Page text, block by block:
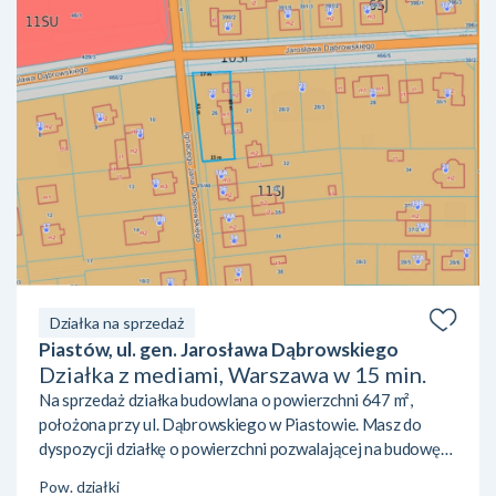
Działka na sprzedaż
Piastów, ul. gen. Jarosława Dąbrowskiego
Działka z mediami, Warszawa w 15 min.
Na sprzedaż działka budowlana o powierzchni 647 m²,
położona przy ul. Dąbrowskiego w Piastowie. Masz do
dyspozycji działkę o powierzchni pozwalającej na budowę
Pow. działki